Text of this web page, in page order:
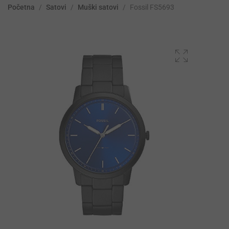
Početna / Satovi / Muški satovi / Fossil FS5693